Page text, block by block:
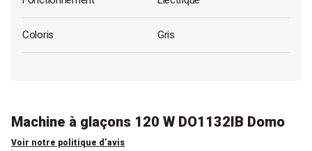
Coloris Gris
Machine à glaçons 120 W DO1132IB Domo
Voir notre politique d’avis